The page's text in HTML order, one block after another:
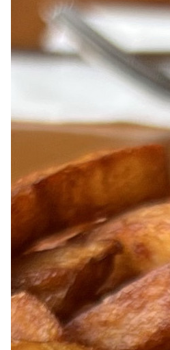
À PROPOS EMPLOIS EN ÉPICERIE
TRAITEUR ÉVÉNEMENTIEL NOUS